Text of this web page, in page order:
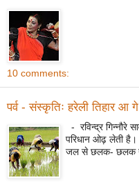
दुनिया
-
10 comments:
पर्व - संस्कृतिः हरेली तिहार आ गे
- रविन्द्र गिन्नौरे
परिधान ओढ़ लेती
जल से छलक- छलक